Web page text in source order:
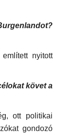
nyitott
követ a
ott politikai
gondozó